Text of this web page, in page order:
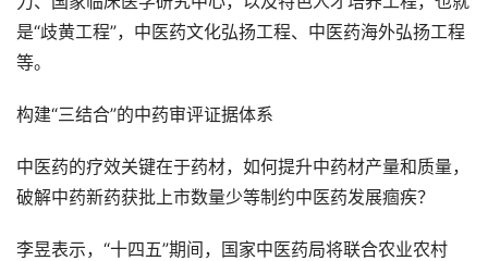
是“歧黄工程”，中医药文化弘扬工程、中医药海外弘扬工程
等。
构建“三结合”的中药审评证据体系
中医药的疗效关键在于药材，如何提升中药材产量和质量，
破解中药新药获批上市数量少等制约中医药发展痼疾？
李昱表示，“十四五”期间，国家中医药局将联合农业农村